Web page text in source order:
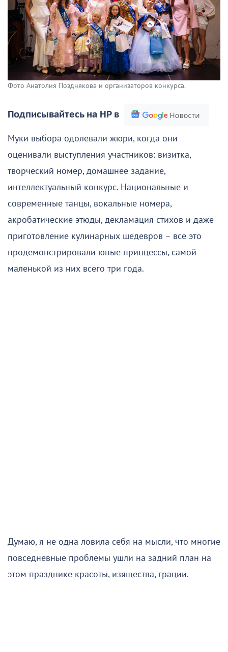
Фото Анатолия Позднякова и организаторов конкурса.
Подписывайтесь на НР в
Муки выбора одолевали жюри, когда они
оценивали выступления участников: визитка,
творческий номер, домашнее задание,
интеллектуальный конкурс. Национальные и
современные танцы, вокальные номера,
акробатические этюды, декламация стихов и даже
приготовление кулинарных шедевров – все это
продемонстрировали юные принцессы, самой
маленькой из них всего три года.
Думаю, я не одна ловила себя на мысли, что многие
повседневные проблемы ушли на задний план на
этом празднике красоты, изящества, грации.